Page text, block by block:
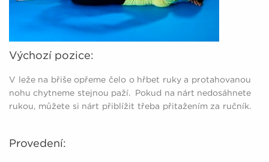
Výchozí pozice:
V leže na břiše opřeme čelo o hřbet ruky a protahovanou
nohu chytneme stejnou paží. Pokud na nárt nedosáhnete
rukou, můžete si nárt přiblížit třeba přitažením za ručník.
Provedení: